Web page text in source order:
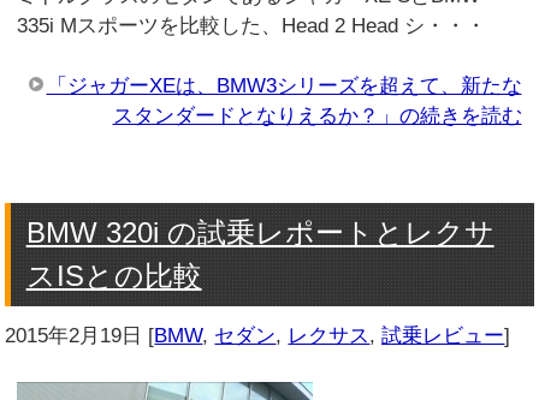
335i Mスポーツを比較した、Head 2 Head シ・・・
「ジャガーXEは、BMW3シリーズを超えて、新たな
スタンダードとなりえるか？」の続きを読む
BMW 320i の試乗レポートとレクサ
スISとの比較
2015年2月19日 [BMW, セダン, レクサス,試乗レビュー]